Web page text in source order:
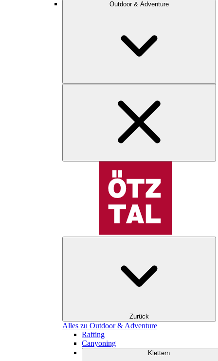
Outdoor & Adventure
Zurück
Alles zu Outdoor & Adventure
Rafting
Canyoning
Klettern